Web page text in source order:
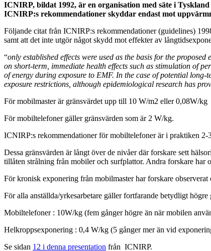
ICNIRP, bildat 1992, är en organisation med säte i
ICNIRP:s rekommendationer skyddar endast mot
Följande citat från ICNIRP:s rekommendationer (guidelines)
samt att det inte utgör något skydd mot effekter av
“only established effects were used as the basis for the
on short-term, immediate health effects such as stimulation of
of energy during exposure to EMF. In the case of potential
exposure restrictions, although epidemiological research has
För mobilmaster är gränsvärdet upp till 10 W/m2 eller 0,08W/kg
För mobiltelefoner gäller gränsvärden som är 2 W/kg.
ICNIRP:s rekommendationer för mobiltelefoner är i praktiken
Dessa gränsvärden är långt över de nivåer där forskare sett
tillåten strålning från mobiler och surfplattor. Andra forskare
För kronisk exponering från mobilmaster har forskare
För alla anställda/yrkesarbetare gäller fortfarande betydligt
Mobiltelefoner : 10W/kg (fem gånger högre än när mobilen
Helkroppsexponering : 0,4 W/kg (5 gånger mer än vid
Se sidan 12 i denna presentation från ICNIRP.